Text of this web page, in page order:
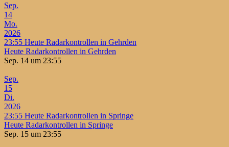
Sep.
14
Mo.
2026
23:55 Heute Radarkontrollen in Gehrden
Heute Radarkontrollen in Gehrden
Sep. 14 um 23:55
Sep.
15
Di.
2026
23:55 Heute Radarkontrollen in Springe
Heute Radarkontrollen in Springe
Sep. 15 um 23:55